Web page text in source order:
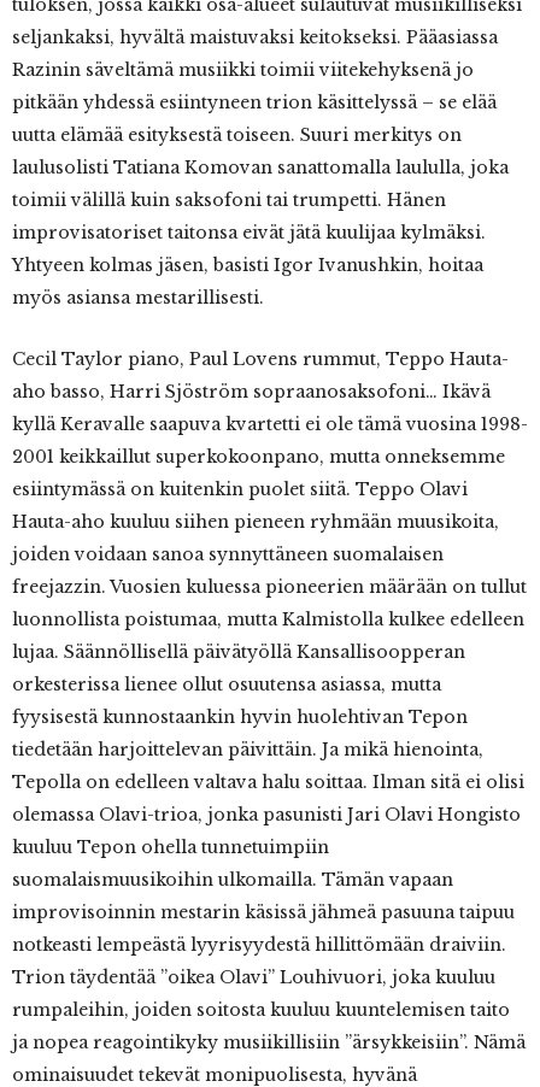
tuloksen, jossa kaikki osa-alueet sulautuvat musiikilliseksi
seljankaksi, hyvältä maistuvaksi keitokseksi. Pääasiassa
Razinin säveltämä musiikki toimii viitekehyksenä jo
pitkään yhdessä esiintyneen trion käsittelyssä – se elää
uutta elämää esityksestä toiseen. Suuri merkitys on
laulusolisti Tatiana Komovan sanattomalla laululla, joka
toimii välillä kuin saksofoni tai trumpetti. Hänen
improvisatoriset taitonsa eivät jätä kuulijaa kylmäksi.
Yhtyeen kolmas jäsen, basisti Igor Ivanushkin, hoitaa
myös asiansa mestarillisesti.
Cecil Taylor piano, Paul Lovens rummut, Teppo Hauta-
aho basso, Harri Sjöström sopraanosaksofoni… Ikävä
kyllä Keravalle saapuva kvartetti ei ole tämä vuosina 1998-
2001 keikkaillut superkokoonpano, mutta onneksemme
esiintymässä on kuitenkin puolet siitä. Teppo Olavi
Hauta-aho kuuluu siihen pieneen ryhmään muusikoita,
joiden voidaan sanoa synnyttäneen suomalaisen
freejazzin. Vuosien kuluessa pioneerien määrään on tullut
luonnollista poistumaa, mutta Kalmistolla kulkee edelleen
lujaa. Säännöllisellä päivätyöllä Kansallisoopperan
orkesterissa lienee ollut osuutensa asiassa, mutta
fyysisestä kunnostaankin hyvin huolehtivan Tepon
tiedetään harjoittelevan päivittäin. Ja mikä hienointa,
Tepolla on edelleen valtava halu soittaa. Ilman sitä ei olisi
olemassa Olavi-trioa, jonka pasunisti Jari Olavi Hongisto
kuuluu Tepon ohella tunnetuimpiin
suomalaismuusikoihin ulkomailla. Tämän vapaan
improvisoinnin mestarin käsissä jähmeä pasuuna taipuu
notkeasti lempeästä lyyrisyydestä hillittömään draiviin.
Trion täydentää ”oikea Olavi” Louhivuori, joka kuuluu
rumpaleihin, joiden soitosta kuuluu kuuntelemisen taito
ja nopea reagointikyky musiikillisiin ”ärsykkeisiin”. Nämä
ominaisuudet tekevät monipuolisesta, hyvänä